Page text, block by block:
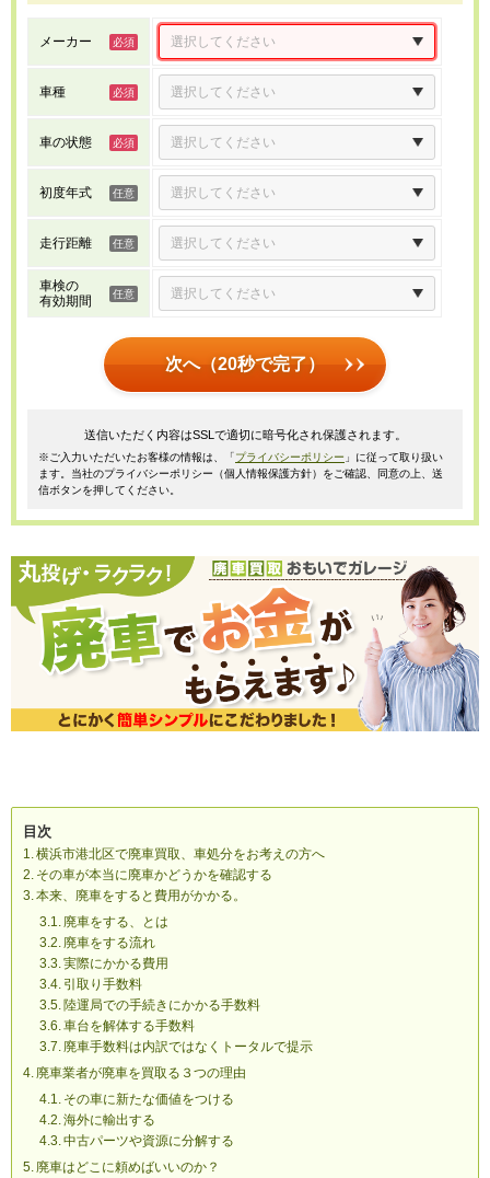
メーカー
車種
車の状態
初度年式
走行距離
車検の
有効期間
次へ（20秒で完了）
送信いただく内容はSSLで適切に暗号化され保護されます。
※ご入力いただいたお客様の情報は、「プライバシーポリシー 」に従って取り扱い
ます。当社のプライバシーポリシー（個人情報保護方針）をご確認、同意の上、送
信ボタンを押してください。
目次
横浜市港北区で廃車買取、車処分をお考えの方へ
その車が本当に廃車かどうかを確認する
本来、廃車をすると費用がかかる。
廃車をする、とは
廃車をする流れ
実際にかかる費用
引取り手数料
陸運局での手続きにかかる手数料
車台を解体する手数料
廃車手数料は内訳ではなくトータルで提示
廃車業者が廃車を買取る３つの理由
その車に新たな価値をつける
海外に輸出する
中古パーツや資源に分解する
廃車はどこに頼めばいいのか？